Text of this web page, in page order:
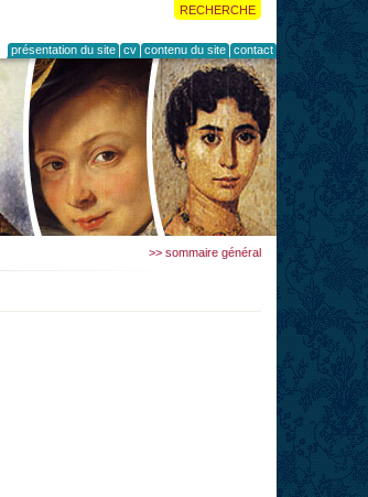
RECHERCHE
présentation du site cv contenu du site contact
>> sommaire général